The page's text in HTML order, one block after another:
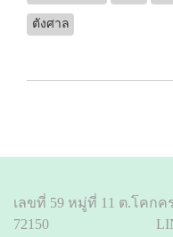
ตังศาล
เลขที่ 59 หมู่ที่ 11 ต.โคก
72150 LINE ID :